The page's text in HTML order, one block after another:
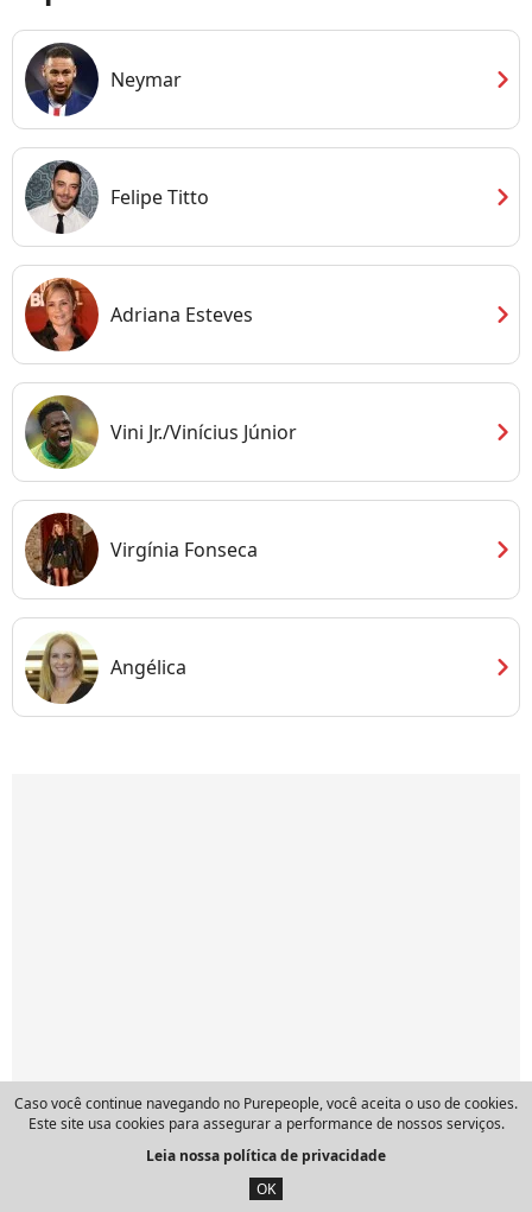
Neymar chevron_right
Felipe Titto chevron_right
Adriana Esteves chevron_right
Vini Jr./Vinícius Júnior chevron_right
Virgínia Fonseca chevron_right
Angélica chevron_right
Caso você continue navegando no Purepeople, você aceita o uso de cookies.
Este site usa cookies para assegurar a performance de nossos serviços.
Leia nossa política de privacidade
OK